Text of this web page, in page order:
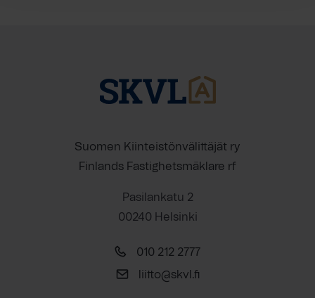
Suomen Kiinteistönvälittäjät ry
Finlands Fastighetsmäklare rf
Pasilankatu 2
00240 Helsinki
010 212 2777
liitto@skvl.fi